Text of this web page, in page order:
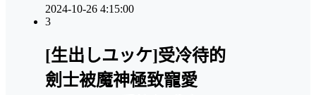
2024-10-26 4:15:00
3
[生出しユッケ]受冷待的
劍士被魔神極致寵愛